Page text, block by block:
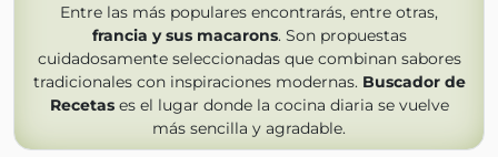
Entre las más populares encontrarás, entre otras,
francia y sus macarons. Son propuestas
cuidadosamente seleccionadas que combinan sabores
tradicionales con inspiraciones modernas. Buscador de
Recetases el lugar donde la cocina diaria se vuelve
más sencilla y agradable.